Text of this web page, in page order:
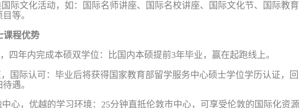
际文化活动，如：国际名师讲座、国际名校讲座、国际文化节、国际教育
等。
课程优势
四年内完成本硕双学位：比国内本硕提前3年毕业，赢在起跑线上。
国际认可：毕业后将获得国家教育部留学服务中心硕士学位学历认证，回
遇。
中心，优越的学习环境：25分钟直抵伦敦市中心，可享受伦敦的国际化资源